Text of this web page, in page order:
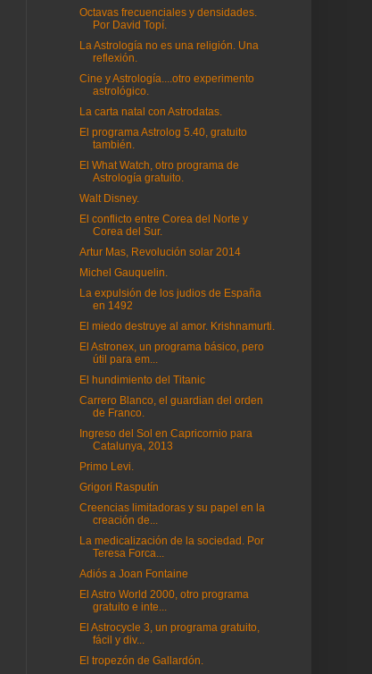
Octavas frecuenciales y densidades.
Por David Topí.
La Astrología no es una religión. Una
reflexión.
Cine y Astrología....otro experimento
astrológico.
La carta natal con Astrodatas.
El programa Astrolog 5.40, gratuito
también.
El What Watch, otro programa de
Astrología gratuito.
Walt Disney.
El conflicto entre Corea del Norte y
Corea del Sur.
Artur Mas, Revolución solar 2014
Michel Gauquelin.
La expulsión de los judios de España
en 1492
El miedo destruye al amor. Krishnamurti.
El Astronex, un programa básico, pero
útil para em...
El hundimiento del Titanic
Carrero Blanco, el guardian del orden
de Franco.
Ingreso del Sol en Capricornio para
Catalunya, 2013
Primo Levi.
Grigori Rasputín
Creencias limitadoras y su papel en la
creación de...
La medicalización de la sociedad. Por
Teresa Forca...
Adiós a Joan Fontaine
El Astro World 2000, otro programa
gratuito e inte...
El Astrocycle 3, un programa gratuito,
fácil y div...
El tropezón de Gallardón.